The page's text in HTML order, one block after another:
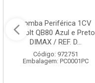
Bomba Periférica 1CV
Bivolt QB80 Azul e Preto
DIMAX / REF. D...
Código: 972751
Embalagem: PC0001PC